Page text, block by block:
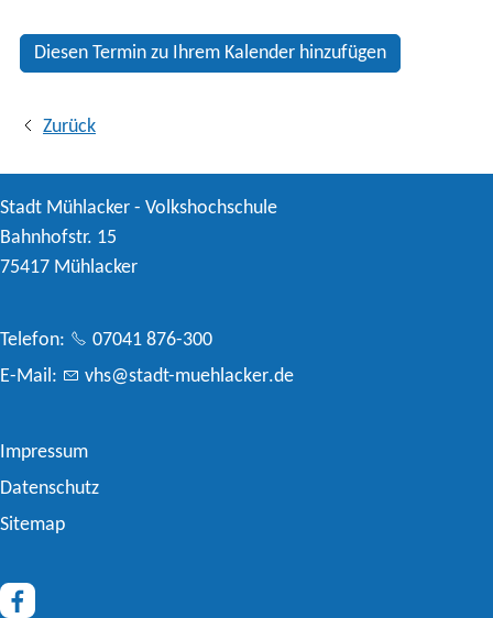
Diesen Termin zu Ihrem Kalender hinzufügen
Zurück
Stadt Mühlacker - Volkshochschule
Bahnhofstr. 15
75417 Mühlacker
Telefon:
07041 876-300
E-Mail:
vhs st dt-m hl ck r d
Impressum
Datenschutz
Sitemap